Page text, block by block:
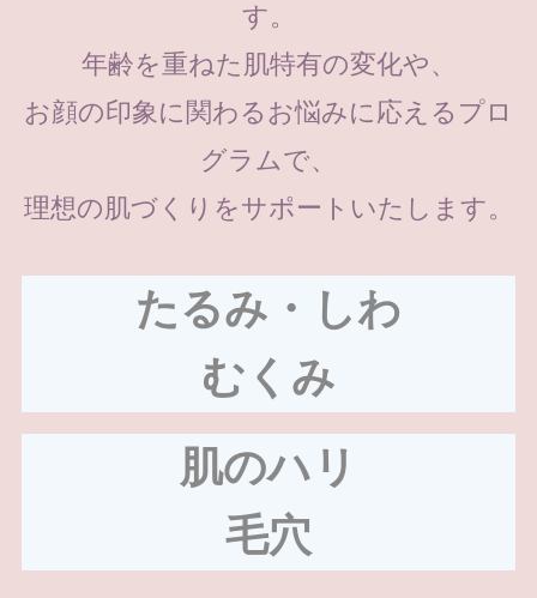
す。
年齢を重ねた肌特有の変化や、
お顔の印象に関わるお悩みに応えるプロ
グラムで、
理想の肌づくりをサポートいたします。
たるみ・しわ
むくみ
肌のハリ
毛穴